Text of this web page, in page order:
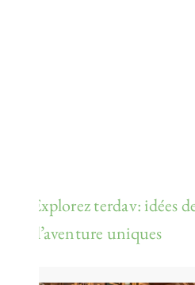
Explorez terdav: idées
d’aventure uniques